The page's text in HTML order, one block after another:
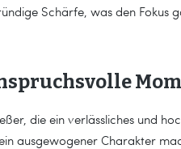
Schärfe, was den Fokus
die ein verlässliches und
ausgewogener Charakter